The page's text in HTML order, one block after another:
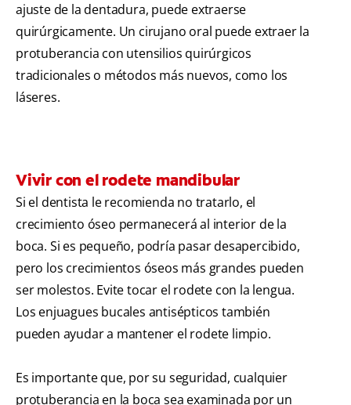
ajuste de la dentadura, puede extraerse
quirúrgicamente. Un cirujano oral puede extraer la
protuberancia con utensilios quirúrgicos
tradicionales o métodos más nuevos, como los
láseres.
Vivir con el rodete mandibular
Si el dentista le recomienda no tratarlo, el
crecimiento óseo permanecerá al interior de la
boca. Si es pequeño, podría pasar desapercibido,
pero los crecimientos óseos más grandes pueden
ser molestos. Evite tocar el rodete con la lengua.
Los enjuagues bucales antisépticos también
pueden ayudar a mantener el rodete limpio.
Es importante que, por su seguridad, cualquier
protuberancia en la boca sea examinada por un